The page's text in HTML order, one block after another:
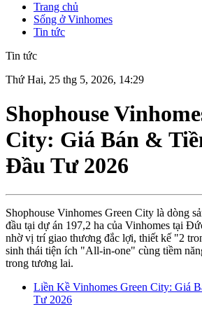
Trang chủ
Sống ở Vinhomes
Tin tức
Tin tức
Thứ Hai, 25 thg 5, 2026, 14:29
Shophouse
City: Giá Bán &
Đầu Tư 2026
Shophouse Vinhomes Green City là dòng
đầu tại dự án 197,2 ha của Vinhomes tại
nhờ vị trí giao thương đắc lợi, thiết kế "2
sinh thái tiện ích "All-in-one" cùng tiềm
trong tương lai.
Liền Kề Vinhomes Green City: Giá
Tư 2026